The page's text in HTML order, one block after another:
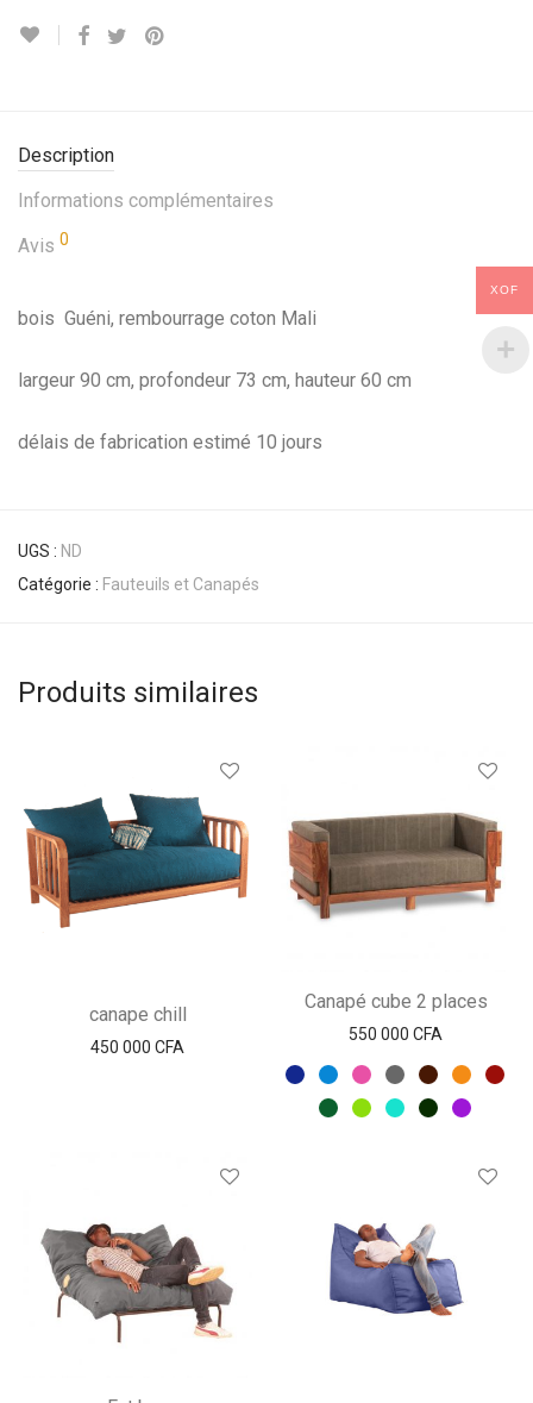
Description
Informations complémentaires
Avis 0
bois Guéni, rembourrage coton Mali
largeur 90 cm, profondeur 73 cm, hauteur 60 cm
délais de fabrication estimé 10 jours
UGS : ND
Catégorie : Fauteuils et Canapés
Produits similaires
canape chill
450 000 CFA
Canapé cube 2 places
550 000 CFA
XOF